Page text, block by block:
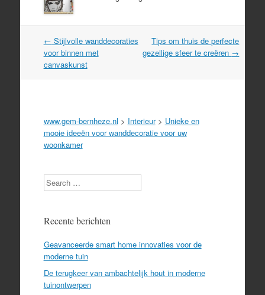
Post
navigation
← Stijlvolle wanddecoraties
voor binnen met
canvaskunst
Tips om thuis de perfecte
gezellige sfeer te creëren →
www.gem-bernheze.nl > Interieur> Unieke en
mooie ideeën voor wanddecoratie voor uw
woonkamer
Search
Recente berichten
Geavanceerde smart home innovaties voor de
moderne tuin
De terugkeer van ambachtelijk hout in moderne
tuinontwerpen